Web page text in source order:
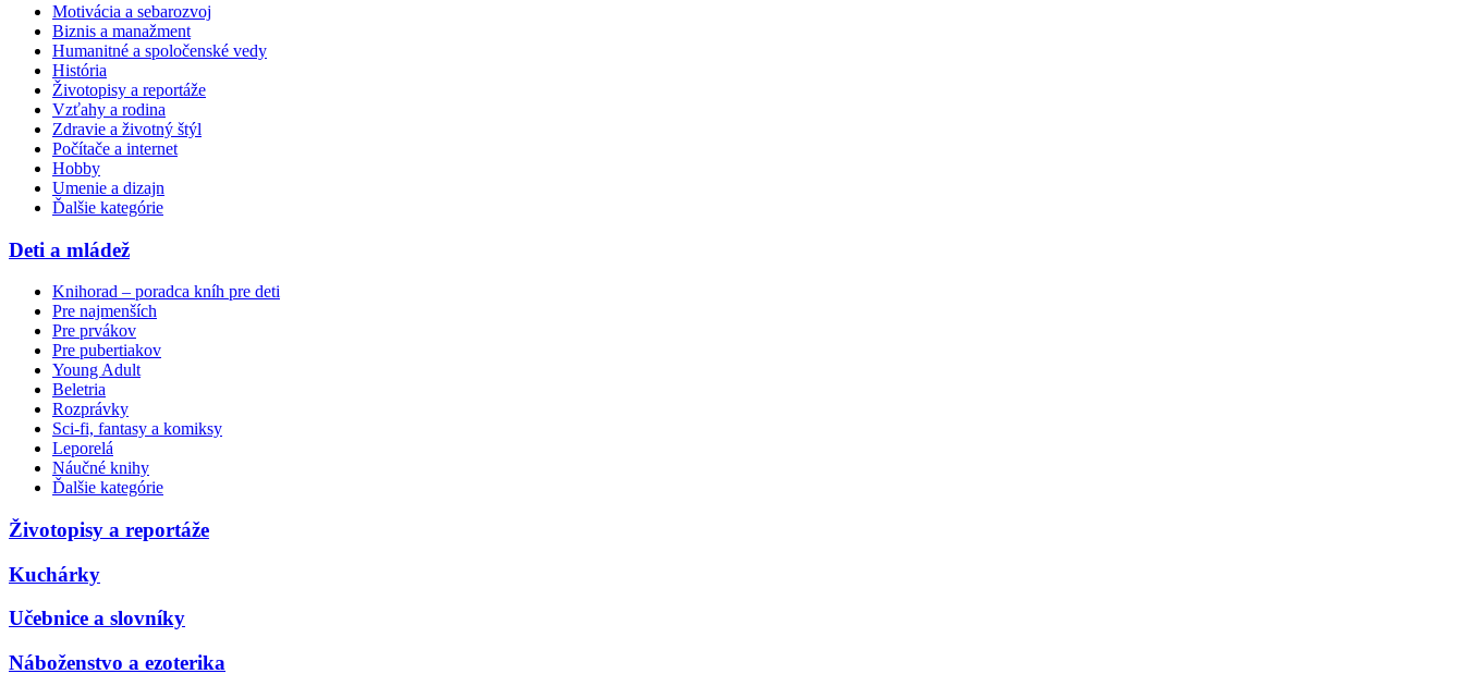
Motivácia a sebarozvoj
Biznis a manažment
Humanitné a spoločenské vedy
História
Životopisy a reportáže
Vzťahy a rodina
Zdravie a životný štýl
Počítače a internet
Hobby
Umenie a dizajn
Ďalšie kategórie
Deti a mládež
Knihorad – poradca kníh pre deti
Pre najmenších
Pre prvákov
Pre pubertiakov
Young Adult
Beletria
Rozprávky
Sci-fi, fantasy a komiksy
Leporelá
Náučné knihy
Ďalšie kategórie
Životopisy a reportáže
Kuchárky
Učebnice a slovníky
Náboženstvo a ezoterika